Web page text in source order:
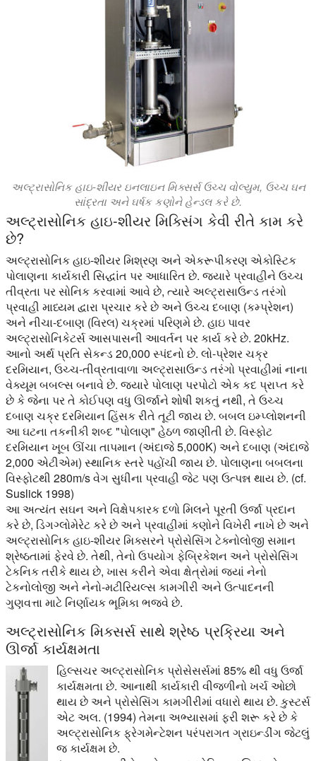
અલ્ટ્રાસોનિક હાઇ-શીયર ઇનલાઇન મિક્સર્સ ઉચ્ચ વોલ્યુમ, ઉચ્ચ ઘન
સાંદ્રતા અને ઘર્ષક કણોને હેન્ડલ કરે છે.
અલ્ટ્રાસોનિક હાઇ-શીયર મિક્સિંગ કેવી રીતે કામ કરે
છે?
અલ્ટ્રાસોનિક હાઇ-શીયર મિશ્રણ અને એકરૂપીકરણ એકોસ્ટિક
પોલાણના કાર્યકારી સિદ્ધાંત પર આધારિત છે. જ્યારે પ્રવાહીને ઉચ્ચ
તીવ્રતા પર સોનિક કરવામાં આવે છે, ત્યારે અલ્ટ્રાસાઉન્ડ તરંગો
પ્રવાહી માધ્યમ દ્વારા પ્રચાર કરે છે અને ઉચ્ચ દબાણ (કમ્પ્રેશન)
અને નીચા-દબાણ (વિરલ) ચક્રમાં પરિણમે છે. હાઇ પાવર
અલ્ટ્રાસોનિકેટર્સ આસપાસની આવર્તન પર કાર્ય કરે છે. 20kHz.
આનો અર્થ પ્રતિ સેકન્ડ 20,000 સ્પંદનો છે. લો-પ્રેશર ચક્ર
દરમિયાન, ઉચ્ચ-તીવ્રતાવાળા અલ્ટ્રાસાઉન્ડ તરંગો પ્રવાહીમાં નાના
વેક્યૂમ બબલ્સ બનાવે છે. જ્યારે પોલાણ પરપોટો એક કદ પ્રાપ્ત કરે
છે કે જેના પર તે કોઈપણ વધુ ઊર્જાને શોષી શકતું નથી, તે ઉચ્ચ
દબાણ ચક્ર દરમિયાન હિંસક રીતે તૂટી જાય છે. બબલ ઇમ્પ્લોશનની
આ ઘટના તકનીકી શબ્દ "પોલાણ" હેઠળ જાણીતી છે. વિસ્ફોટ
દરમિયાન ખૂબ ઊંચા તાપમાન (અંદાજે 5,000K) અને દબાણ (અંદાજે
2,000 એટીએમ) સ્થાનિક સ્તરે પહોંચી જાય છે. પોલાણના બબલના
વિસ્ફોટથી 280m/s વેગ સુધીના પ્રવાહી જેટ પણ ઉત્પન્ન થાય છે. (cf.
Suslick 1998)
આ અત્યંત સઘન અને વિક્ષેપકારક દળો મિલને પૂરતી ઉર્જા પ્રદાન
કરે છે, ડિગગ્લોમેરેટ કરે છે અને પ્રવાહીમાં કણોને વિખેરી નાખે છે અને
અલ્ટ્રાસોનિક હાઇ-શીયર મિક્સરને પ્રોસેસિંગ ટેક્નોલોજી સમાન
શ્રેષ્ઠતામાં ફેરવે છે. તેથી, તેનો ઉપયોગ ફેબ્રિકેશન અને પ્રોસેસિંગ
ટેકનિક તરીકે થાય છે, ખાસ કરીને એવા ક્ષેત્રોમાં જ્યાં નેનો
ટેકનોલોજી અને નેનો-મટીરિયલ્સ કામગીરી અને ઉત્પાદનની
ગુણવત્તા માટે નિર્ણાયક ભૂમિકા ભજવે છે.
અલ્ટ્રાસોનિક મિક્સર્સ સાથે શ્રેષ્ઠ પ્રક્રિયા અને
ઊર્જા કાર્યક્ષમતા
હિલ્સચર અલ્ટ્રાસોનિક પ્રોસેસર્સમાં 85% થી વધુ ઉર્જા
કાર્યક્ષમતા છે. આનાથી કાર્યકારી વીજળીનો ખર્ચ ઓછો
થાય છે અને પ્રોસેસિંગ કામગીરીમાં વધારો થાય છે. કુસ્ટર્સ
એટ અલ. (1994) તેમના અભ્યાસમાં ફરી શરૂ કરે છે કે
અલ્ટ્રાસોનિક ફ્રેગમેન્ટેશન પરંપરાગત ગ્રાઇન્ડીંગ જેટલું
જ કાર્યક્ષમ છે.